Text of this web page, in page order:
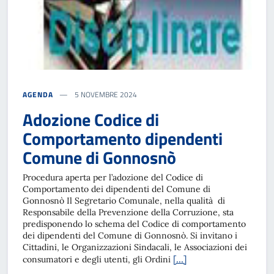
AGENDA 5 NOVEMBRE 2024
Adozione Codice di
Comportamento dipendenti
Comune di Gonnosnò
Procedura aperta per l’adozione del Codice di
Comportamento dei dipendenti del Comune di
Gonnosnò Il Segretario Comunale, nella qualità di
Responsabile della Prevenzione della Corruzione, sta
predisponendo lo schema del Codice di comportamento
dei dipendenti del Comune di Gonnosnò. Si invitano i
Cittadini, le Organizzazioni Sindacali, le Associazioni dei
consumatori e degli utenti, gli Ordini […]